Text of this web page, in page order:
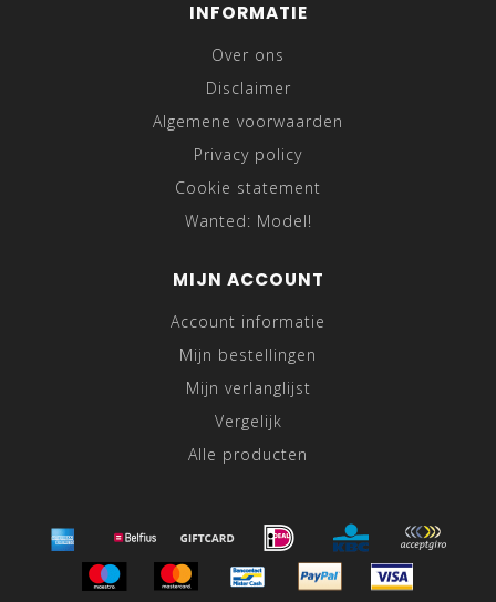
INFORMATIE
Over ons
Disclaimer
Algemene voorwaarden
Privacy policy
Cookie statement
Wanted: Model!
MIJN ACCOUNT
Account informatie
Mijn bestellingen
Mijn verlanglijst
Vergelijk
Alle producten